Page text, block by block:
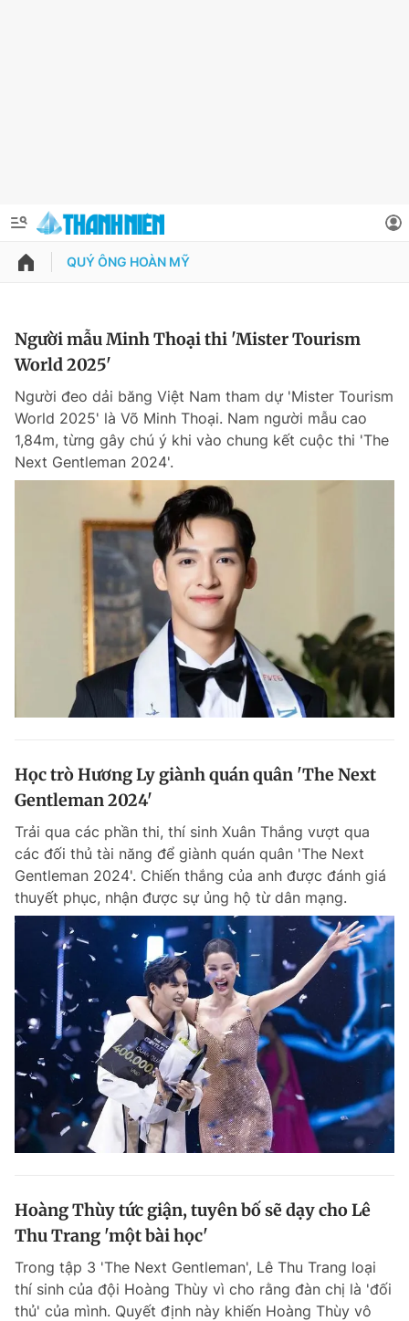
QUẢNG CÁO
Chuyên mục khác
Chào ngày mới
Tin thị trường Tin 360
Magazine
Sản phẩm khác
Tiện ích Bạn cần biết
Đọc Thanh Niên trên điện thoại
Theo dõi báo trên
Hotline
0906 645 777
Liên hệ quảng cáo
0908 780 404
Đặt báo Quảng cáo RSS Tòa soạn Chính sách bảo
Tổng biên tập: Nguyễn Ngọc Toàn
Tổng thư ký tòa soạn: Đức Trung
Giấy phép xuất bản số 110/GP - BTTTT cấp ngày 24.3.2020
© 2003-2026 Bản quyền thuộc về Báo Thanh Niên. Cấm sao chép
dưới mọi hình thức nếu không có sự chấp thuận bằng văn bản.
Phát triển bởi ePi Technologies, JSC.
Thông tin tài khoản
Đổi mật khẩu
Tin đã lưu
Tin đã xem
QUÝ ÔNG HOÀN MỸ
Người mẫu Minh Thoại thi 'Mister Tourism
World 2025'
Người đeo dải băng Việt Nam tham dự 'Mister Tourism
World 2025' là Võ Minh Thoại. Nam người mẫu cao
1,84m, từng gây chú ý khi vào chung kết cuộc thi 'The
Next Gentleman 2024'.
Học trò Hương Ly giành quán quân 'The Next
Gentleman 2024'
Trải qua các phần thi, thí sinh Xuân Thắng vượt qua
các đối thủ tài năng để giành quán quân 'The Next
Gentleman 2024'. Chiến thắng của anh được đánh giá
thuyết phục, nhận được sự ủng hộ từ dân mạng.
Hoàng Thùy tức giận, tuyên bố sẽ dạy cho Lê
Thu Trang 'một bài học'
Trong tập 3 'The Next Gentleman', Lê Thu Trang loại
thí sinh của đội Hoàng Thùy vì cho rằng đàn chị là 'đối
thủ' của mình. Quyết định này khiến Hoàng Thùy vô